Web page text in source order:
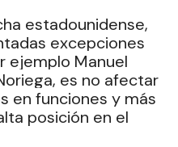
estadounidense,
excepciones
ejemplo Manuel
es no afectar
en funciones y más
posición en el